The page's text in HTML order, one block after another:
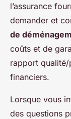
l’assurance
demander et
de
coûts et de
rapport qualité/
financiers.
Lorsque vous
des questions